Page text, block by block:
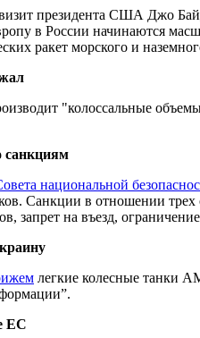
президента США Джо
в России начинаются
ракет морского и
"колоссальные
санкциям
национальной
Санкции в отношении
запрет на въезд,
легкие колесные танки
ЕС